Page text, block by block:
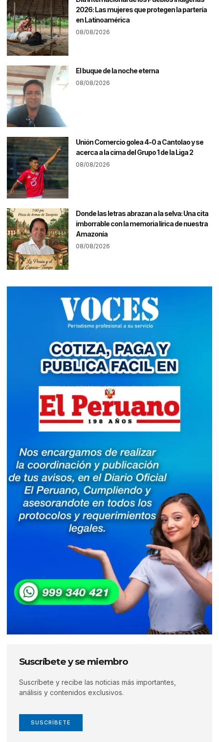
2026: Las mujeres que protegen la partería
en Latinoamérica
08/08/2026
El buque de la noche eterna
08/08/2026
Unión Comercio golea 4-0 a Cantolao y se
acerca a la cima del Grupo 1 de la Liga 2
08/08/2026
Donde las letras abrazan a la selva: Una cita
imborrable con la memoria lírica de nuestra
Amazonía
08/08/2026
Suscríbete y se miembro
Suscríbete y recibe las noticias más importantes,
análisis y contenidos exclusivos.
SUSCRÍBETE